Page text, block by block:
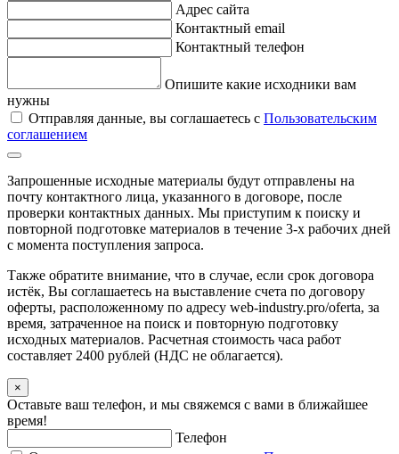
Адрес сайта
Контактный email
Контактный телефон
Опишите какие исходники вам
нужны
Отправляя данные, вы соглашаетесь с Пользовательским
соглашением
Запрошенные исходные материалы будут отправлены на
почту контактного лица, указанного в договоре, после
проверки контактных данных. Мы приступим к поиску и
повторной подготовке материалов в течение 3-х рабочих дней
с момента поступления запроса.
Также обратите внимание, что в случае, если срок договора
истёк, Вы соглашаетесь на выставление счета по договору
оферты, расположенному по адресу web-industry.pro/oferta, за
время, затраченное на поиск и повторную подготовку
исходных материалов. Расчетная стоимость часа работ
составляет 2400 рублей (НДС не облагается).
×
Оставьте ваш телефон, и мы свяжемся с вами в ближайшее
время!
Телефон